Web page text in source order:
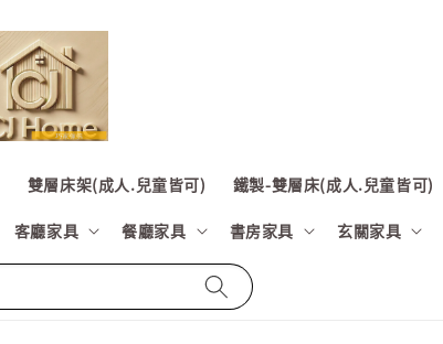
雙層床架(成人.兒童皆可) 鐵製-雙層床(成人.兒童皆可)
客廳家具 餐廳家具 書房家具 玄關家具